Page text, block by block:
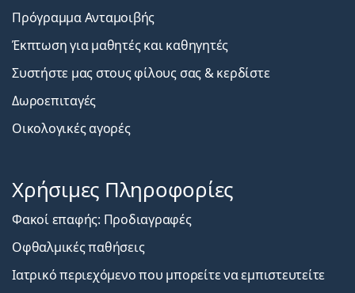
Πρόγραμμα Ανταμοιβής
Έκπτωση για μαθητές και καθηγητές
Συστήστε μας στους φίλους σας & κερδίστε
Δωροεπιταγές
Οικολογικές αγορές
Χρήσιμες Πληροφορίες
Φακοί επαφής: Προδιαγραφές
Οφθαλμικές παθήσεις
Ιατρικό περιεχόμενο που μπορείτε να εμπιστευτείτε